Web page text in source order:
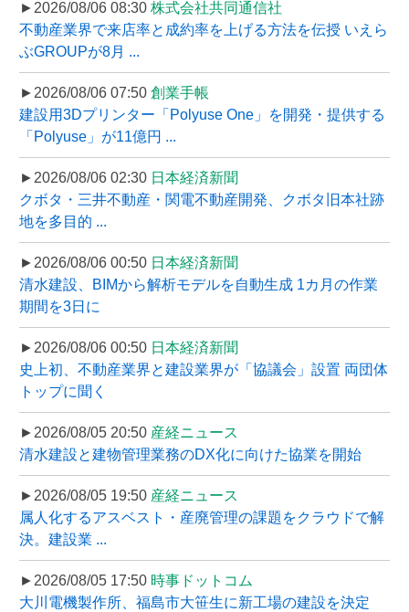
►2026/08/06 08:30 株式会社共同通信社
不動産業界で来店率と成約率を上げる方法を伝授 いえら
ぶGROUPが8月 ...
►2026/08/06 07:50 創業手帳
建設用3Dプリンター「Polyuse One」を開発・提供する
「Polyuse」が11億円 ...
►2026/08/06 02:30 日本経済新聞
クボタ・三井不動産・関電不動産開発、クボタ旧本社跡
地を多目的 ...
►2026/08/06 00:50 日本経済新聞
清水建設、BIMから解析モデルを自動生成 1カ月の作業
期間を3日に
►2026/08/06 00:50 日本経済新聞
史上初、不動産業界と建設業界が「協議会」設置 両団体
トップに聞く
►2026/08/05 20:50 産経ニュース
清水建設と建物管理業務のDX化に向けた協業を開始
►2026/08/05 19:50 産経ニュース
属人化するアスベスト・産廃管理の課題をクラウドで解
決。建設業 ...
►2026/08/05 17:50 時事ドットコム
大川電機製作所、福島市大笹生に新工場の建設を決定